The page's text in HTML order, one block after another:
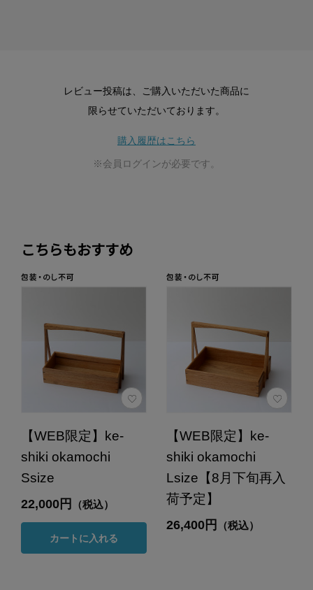
レビュー投稿は、ご購入いただいた商品に
限らせていただいております。
購入履歴はこちら
※会員ログインが必要です。
こちらもおすすめ
【WEB限定】ke-
shiki okamochi
Ssize
22,000円 （税込）
カートに入れる
【WEB限定】ke-
shiki okamochi
Lsize【8月下旬再入
荷予定】
26,400円 （税込）